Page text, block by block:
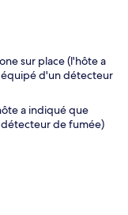
sur place (l'hôte a
d'un détecteur
a indiqué que
de fumée)